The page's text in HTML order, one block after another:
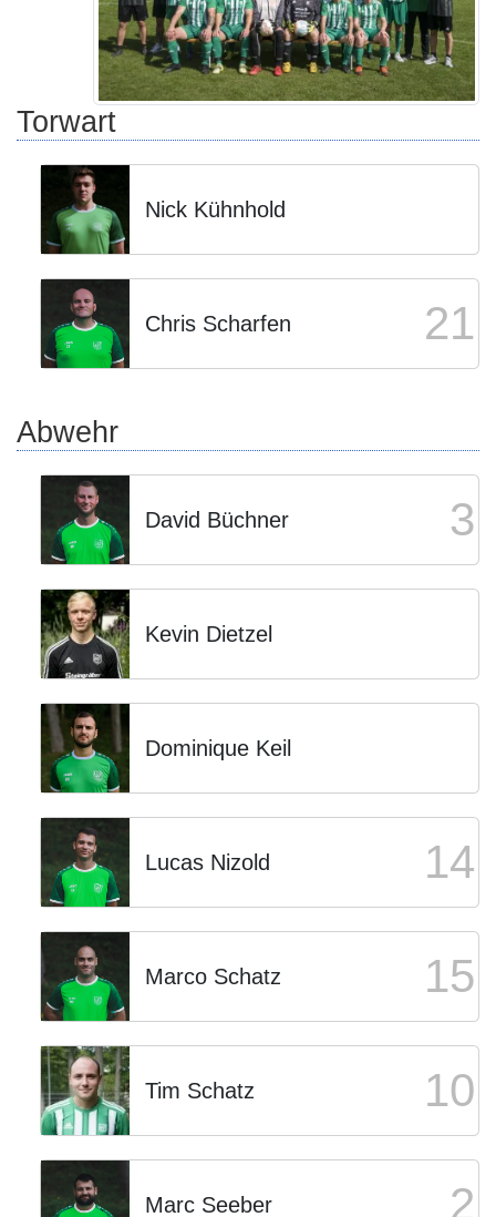
Torwart
Nick Kühnhold
Chris Scharfen 21
Abwehr
David Büchner 3
Kevin Dietzel
Dominique Keil
Lucas Nizold 14
Marco Schatz 15
Tim Schatz 10
Marc Seeber 2